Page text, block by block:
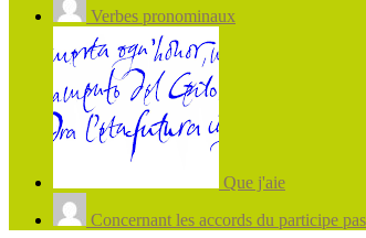
Verbes pronominaux
Que j'aie
Concernant les accords du participe